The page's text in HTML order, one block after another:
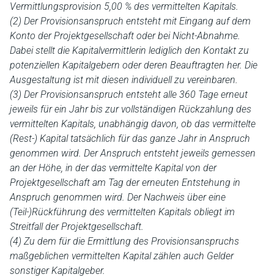
Vermittlungsprovision 5,00 % des vermittelten Kapitals.
(2) Der Provisionsanspruch entsteht mit Eingang auf dem
Konto der Projektgesellschaft oder bei Nicht-Abnahme.
Dabei stellt die Kapitalvermittlerin lediglich den Kontakt zu
potenziellen Kapitalgebern oder deren Beauftragten her. Die
Ausgestaltung ist mit diesen individuell zu vereinbaren.
(3) Der Provisionsanspruch entsteht alle 360 Tage erneut
jeweils für ein Jahr bis zur vollständigen Rückzahlung des
vermittelten Kapitals, unabhängig davon, ob das vermittelte
(Rest-) Kapital tatsächlich für das ganze Jahr in Anspruch
genommen wird. Der Anspruch entsteht jeweils gemessen
an der Höhe, in der das vermittelte Kapital von der
Projektgesellschaft am Tag der erneuten Entstehung in
Anspruch genommen wird. Der Nachweis über eine
(Teil-)Rückführung des vermittelten Kapitals obliegt im
Streitfall der Projektgesellschaft.
(4) Zu dem für die Ermittlung des Provisionsanspruchs
maßgeblichen vermittelten Kapital zählen auch Gelder
sonstiger Kapitalgeber.